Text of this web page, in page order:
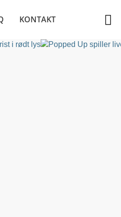
KONTAKT